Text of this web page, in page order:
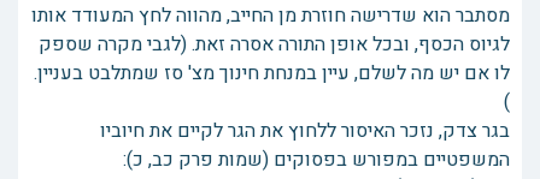
מסתבר הוא שדרישה חוזרת מן החייב, מהווה לחץ המעודד אותו
לגיוס הכסף, ובכל אופן התורה אסרה זאת. (לגבי מקרה שספק
לו אם יש מה לשלם, עיין במנחת חינוך מצ' סז שמתלבט בעניין.
)
בגר צדק, נזכר האיסור ללחוץ את הגר לקיים את חיוביו
המשפטיים במפורש בפסוקים (שמות פרק כב, כ):